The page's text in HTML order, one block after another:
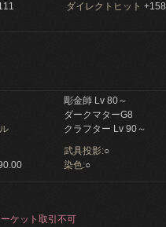
ダイレクトヒット +158
彫金師 Lv 80～
ダークマターG8
クラフター Lv 90～
武具投影:○
染色:○
ケット取引不可